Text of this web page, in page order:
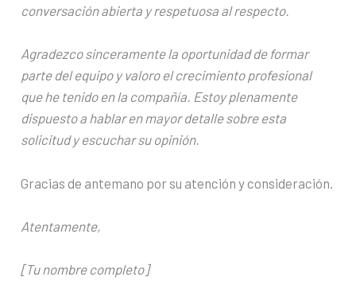
conversación abierta y respetuosa al respecto.
Agradezco sinceramente la oportunidad de formar
parte del equipo y valoro el crecimiento profesional
que he tenido en la compañía. Estoy plenamente
dispuesto a hablar en mayor detalle sobre esta
solicitud y escuchar su opinión.
Gracias de antemano por su atención y consideración.
Atentamente,
[Tu nombre completo]